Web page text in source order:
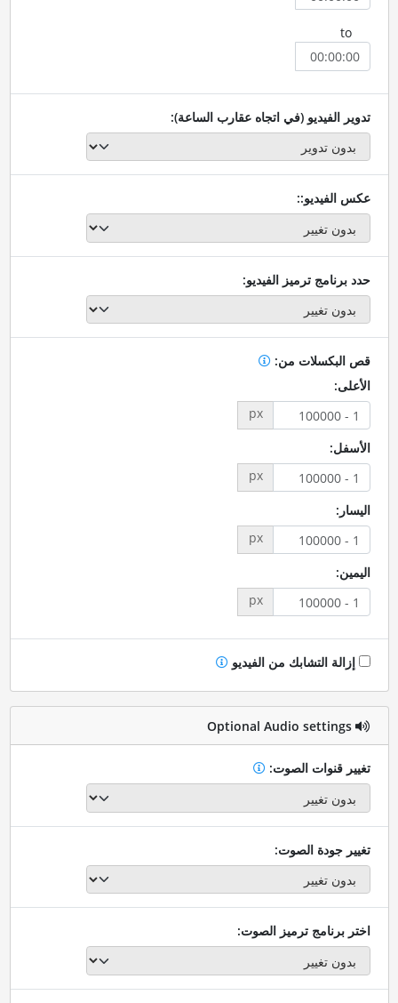
to
تدوير الفيديو (في اتجاه عقارب الساعة):
عكس الفيديو::
حدد برنامج ترميز الفيديو:
قص البكسلات من:
الأعلى:
px
الأسفل:
px
اليسار:
px
اليمين:
px
إزالة التشابك من الفيديو
Optional Audio settings
تغيير قنوات الصوت:
تغيير جودة الصوت:
اختر برنامج ترميز الصوت: